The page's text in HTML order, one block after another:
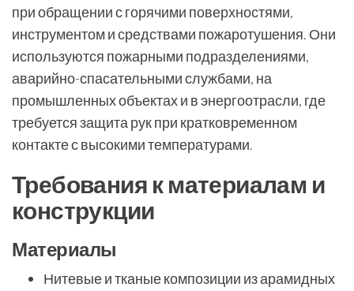
при обращении с горячими поверхностями,
инструментом и средствами пожаротушения. Они
используются пожарными подразделениями,
аварийно-спасательными службами, на
промышленных объектах и в энергоотрасли, где
требуется защита рук при кратковременном
контакте с высокими температурами.
Требования к материалам и
конструкции
Материалы
Нитевые и тканые композиции из арамидных